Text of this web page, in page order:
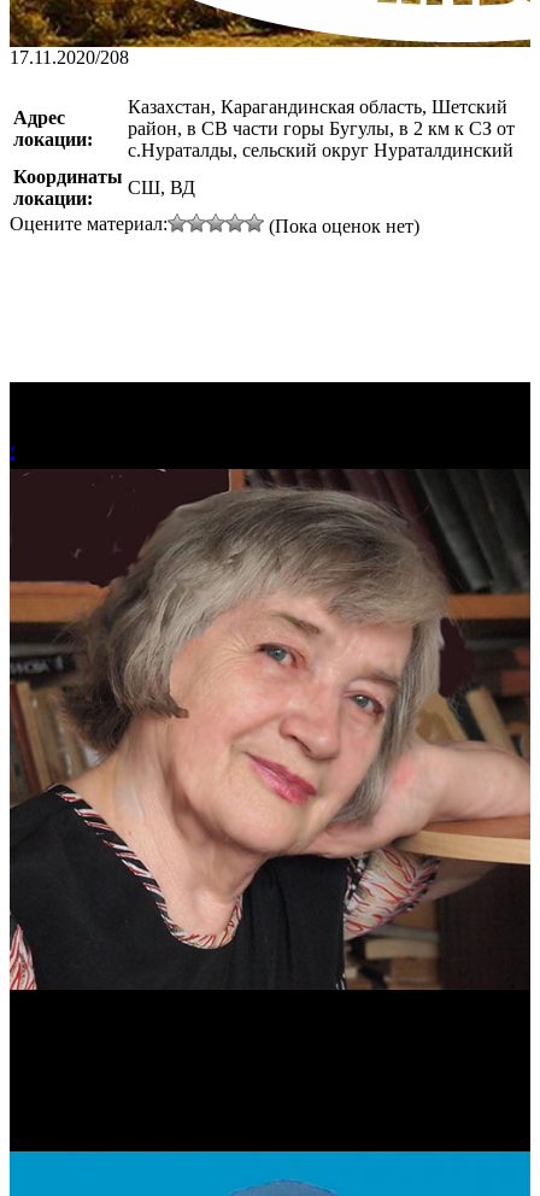
17.11.2020/208
Адрес
локации:
Казахстан, Карагандинская область, Шетский
район, в СВ части горы Бугулы, в 2 км к СЗ от
с.Нураталды, сельский округ Нураталдинский
Координаты
локации:
СШ, ВД
Оцените материал:
(Пока оценок нет)
!